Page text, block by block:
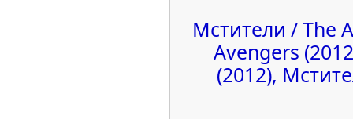
Мстители / The
Avengers
(2012),